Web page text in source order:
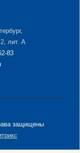
лит. А
83
защищены